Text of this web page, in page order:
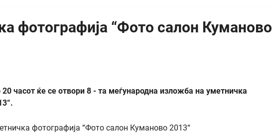
фотографија “Фото салон Куманово
часот ќе се отвори 8 - та меѓународна изложба на уметничка